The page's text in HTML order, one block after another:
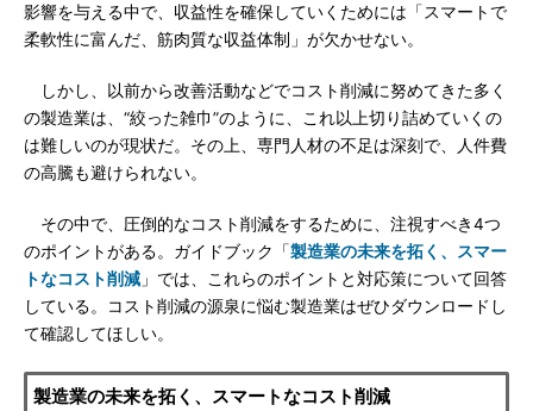
影響を与える中で、収益性を確保していくためには「スマートで
柔軟性に富んだ、筋肉質な収益体制」が欠かせない。
しかし、以前から改善活動などでコスト削減に努めてきた多く
の製造業は、“絞った雑巾”のように、これ以上切り詰めていくの
は難しいのが現状だ。その上、専門人材の不足は深刻で、人件費
の高騰も避けられない。
その中で、圧倒的なコスト削減をするために、注視すべき4つ
のポイントがある。ガイドブック「製造業の未来を拓く、スマー
トなコスト削減 」では、これらのポイントと対応策について回答
している。コスト削減の源泉に悩む製造業はぜひダウンロードし
て確認してほしい。
製造業の未来を拓く、スマートなコスト削減